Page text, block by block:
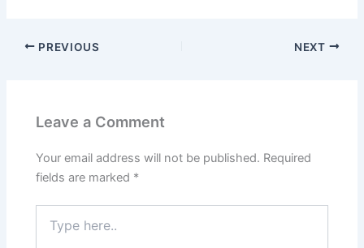
PREVIOUS NEXT
Leave a Comment
Your email address will not be published. Required
fields are marked *
here..